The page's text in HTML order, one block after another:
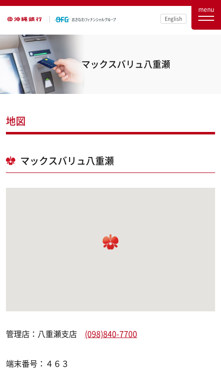
English
menu
マックスバリュ八重瀬
地図
マックスバリュ八重瀬
管理店：八重瀬支店 (098)840-7700
端末番号：４６３